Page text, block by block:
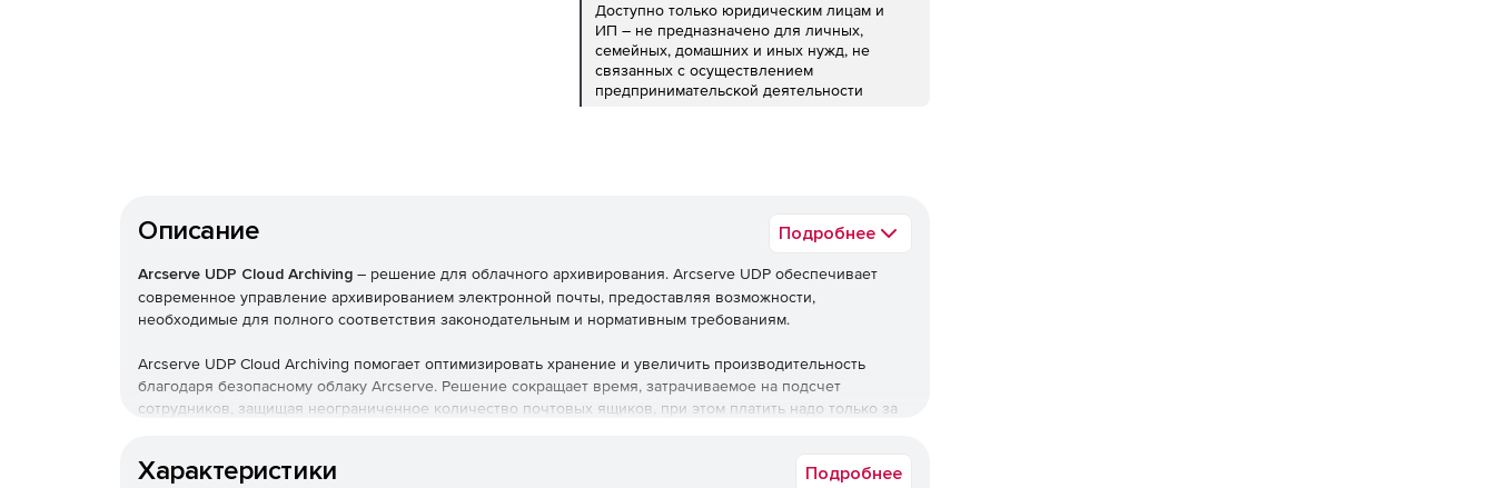
Доступно только юридическим лицам и
ИП – не предназначено для личных,
семейных, домашних и иных нужд, не
связанных с осуществлением
предпринимательской деятельности
Описание Подробнее
Arcserve UDP Cloud Archiving – решение для облачного архивирования. Arcserve UDP обеспечивает
современное управление архивированием электронной почты, предоставляя возможности,
необходимые для полного соответствия законодательным и нормативным требованиям.
Arcserve UDP Cloud Archiving помогает оптимизировать хранение и увеличить производительность
благодаря безопасному облаку Arcserve. Решение сокращает время, затрачиваемое на подсчет
сотрудников, защищая неограниченное количество почтовых ящиков, при этом платить надо только за
объекте, так и за его пределами.
Характеристики Подробнее